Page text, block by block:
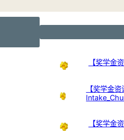
【奖学
【奖学金
【奖学金